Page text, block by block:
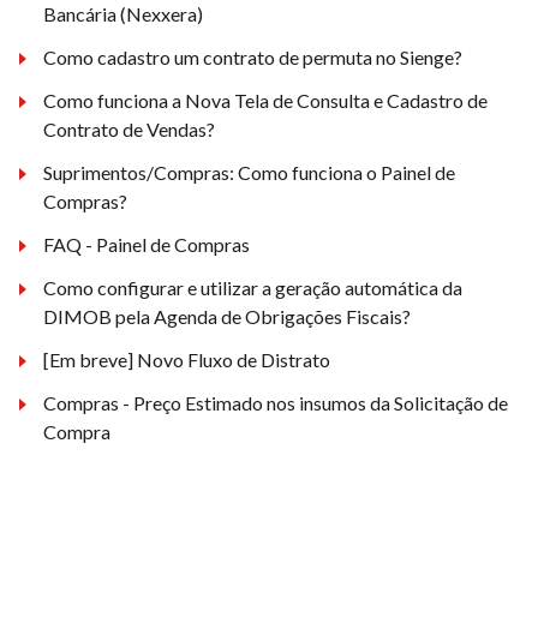
Bancária (Nexxera)
Como cadastro um contrato de permuta no Sienge?
Como funciona a Nova Tela de Consulta e Cadastro de
Contrato de Vendas?
Suprimentos/Compras: Como funciona o Painel de
Compras?
FAQ - Painel de Compras
Como configurar e utilizar a geração automática da
DIMOB pela Agenda de Obrigações Fiscais?
[Em breve] Novo Fluxo de Distrato
Compras - Preço Estimado nos insumos da Solicitação de
Compra